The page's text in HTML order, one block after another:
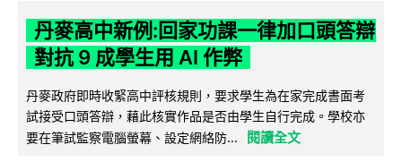
丹麥高中新例:回家功課一律加口頭答辯
對抗 9 成學生用 AI 作弊
丹麥政府即時收緊高中評核規則，要求學生為在家完成書面考
試接受口頭答辯，藉此核實作品是否由學生自行完成。學校亦
要在筆試監察電腦螢幕、設定網絡防...
閱讀全文